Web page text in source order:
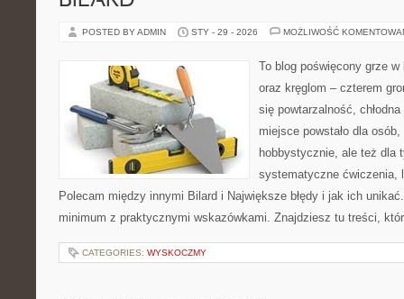
POSTED BY ADMIN STY - 29 - 2026 MOŻLIWOŚĆ
To blog poświęcony grze
oraz kręglom – czterem
się powtarzalność,
miejsce powstało dla
hobbystycznie, ale też dla
systematyczne ćwiczenia,
Polecam między innymi Bilard i Największe błędy i jak ich
minimum z praktycznymi wskazówkami. Znajdziesz tu treści,
CATEGORIES: WYSKOCZMY